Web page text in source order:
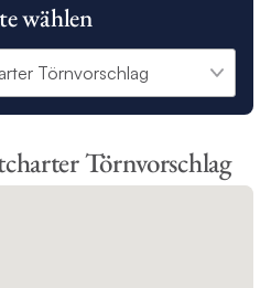
wählen
Törnvorschlag